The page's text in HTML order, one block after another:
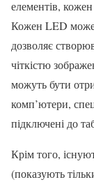
елементів,
Кожен LED може
дозволяє
чіткістю
можуть бути
комп’ютери,
підключені до
Крім того,
(показують